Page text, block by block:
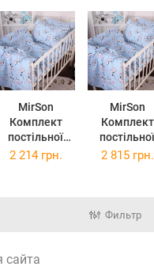
MirSon
Комплект
постільної
білизни King
MirSon
Комплект
постільної
білизни
Blue Zebra
2 214 грн. 2 815 грн.
Фильтр
сайта